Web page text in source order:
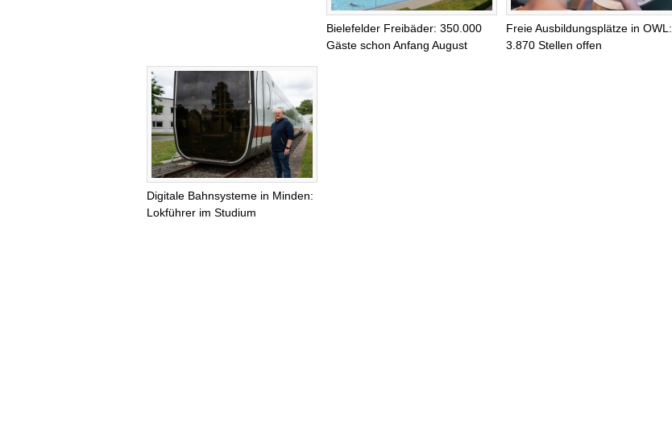
Bielefelder Freibäder: 350.000
Gäste schon Anfang August
Freie Ausbildungsplätze in OWL:
3.870 Stellen offen
Digitale Bahnsysteme in Minden:
Lokführer im Studium